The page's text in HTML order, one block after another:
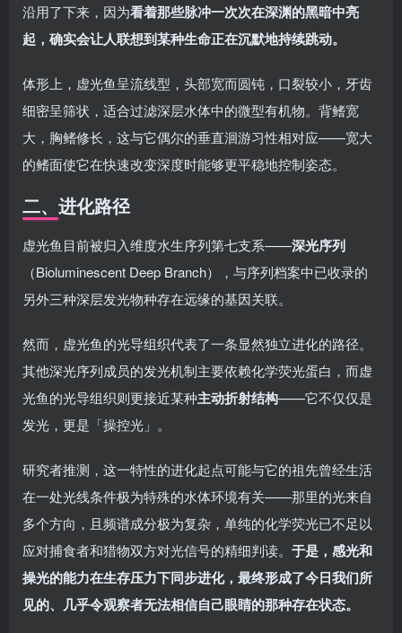
沿用了下来，因为看着那些脉冲一次次在深渊的黑暗中亮
起，确实会让人联想到某种生命正在沉默地持续跳动。
体形上，虚光鱼呈流线型，头部宽而圆钝，口裂较小，牙齿
细密呈筛状，适合过滤深层水体中的微型有机物。背鳍宽
大，胸鳍修长，这与它偶尔的垂直洄游习性相对应——宽大
的鳍面使它在快速改变深度时能够更平稳地控制姿态。
二、进化路径
虚光鱼目前被归入维度水生序列第七支系——深光序列
（Bioluminescent Deep Branch），与序列档案中已收录的
另外三种深层发光物种存在远缘的基因关联。
然而，虚光鱼的光导组织代表了一条显然独立进化的路径。
其他深光序列成员的发光机制主要依赖化学荧光蛋白，而虚
光鱼的光导组织则更接近某种主动折射结构——它不仅仅是
发光，更是「操控光」。
研究者推测，这一特性的进化起点可能与它的祖先曾经生活
在一处光线条件极为特殊的水体环境有关——那里的光来自
多个方向，且频谱成分极为复杂，单纯的化学荧光已不足以
应对捕食者和猎物双方对光信号的精细判读。 于是，感光和
操光的能力在生存压力下同步进化，最终形成了今日我们所
见的、几乎令观察者无法相信自己眼睛的那种存在状态。